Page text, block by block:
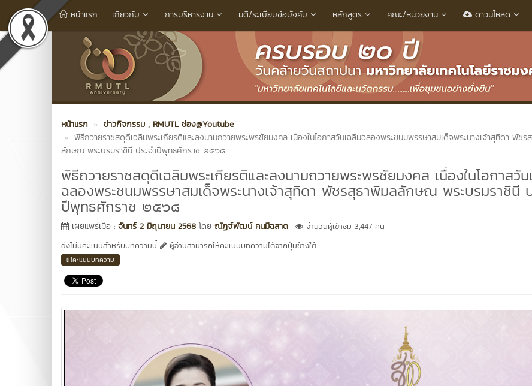
หน้าแรก เกี่ยวกับ การบริหารงาน มติ/ระเบียบข้อบังคับ หลักสูตร คณะ/หน่วยงาน ดาวน์โหลด
หน้าแรก ข่าวกิจกรรม , RMUTL ช่อง@Youtube
พิธีถวายราชสดุดีเฉลิมพระเกียรติและลงนามถวายพระพรชัยมงคล เนื่องในโอกาสวันเฉลิมฉลองพระชนมพรรษาสมเด็จพระนางเจ้าสุทิดา พัชร
ลักษณ พระบรมราชินี ประจำปีพุทธศักราช ๒๕๖๘
พิธีถวายราชสดุดีเฉลิมพระเกียรติและลงนามถวายพระพรชัยมงคล เนื่องในโอกาสวัน
ฉลองพระชนมพรรษาสมเด็จพระนางเจ้าสุทิดา พัชรสุธาพิมลลักษณ พระบรมราชินี
ปีพุทธศักราช ๒๕๖๘
เผยแพร่เมื่อ : จันทร์ 2 มิถุนายน 2568 โดย ณัฏฐ์พัฒน์ คนมีฉลาด
จำนวนผู้เข้าชม 3,447 คน
ยังไม่มีคะแนนสำหรับบทความนี้
ผู้อ่านสามารถให้คะแนนบทความได้จากปุ่มข้างใต้
ให้คะแนนบทความ